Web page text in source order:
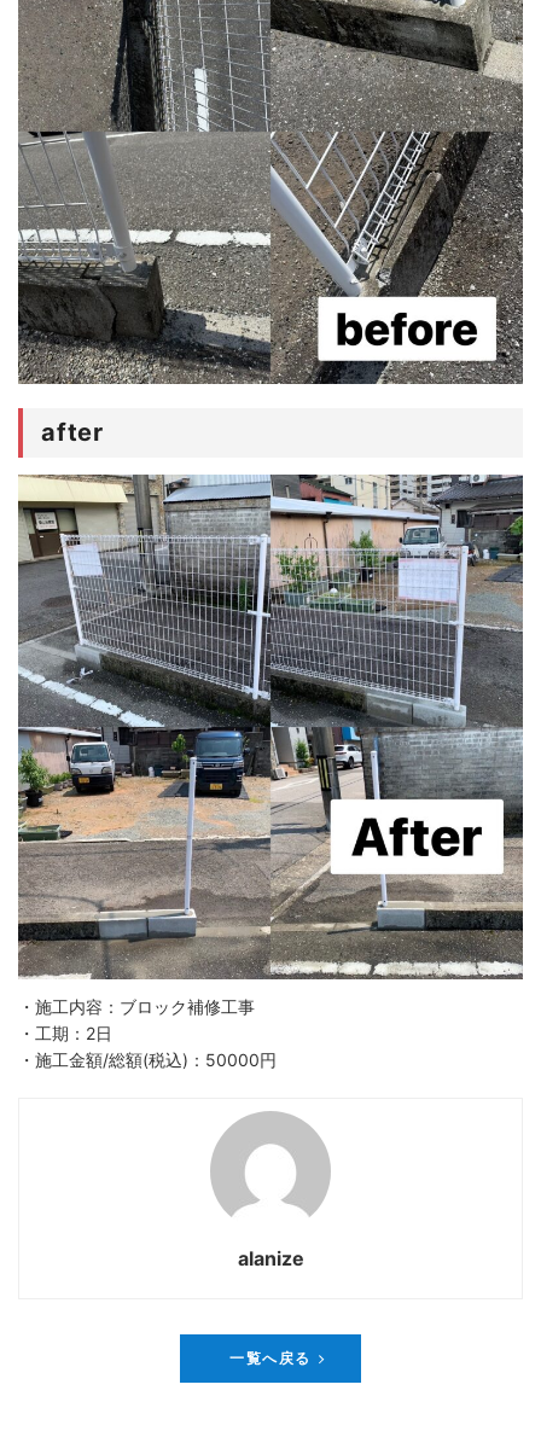
after
・施工内容：ブロック補修工事
・工期：2日
・施工金額/総額(税込)：50000円
alanize
一覧へ戻る